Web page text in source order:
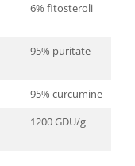
6% fitosteroli
95% puritate
95% curcumine
1200 GDU/g